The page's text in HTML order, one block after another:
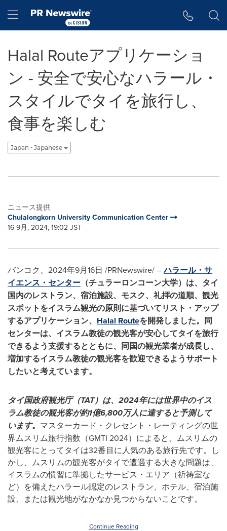
Hamburger menu
Halal Routeアプリケーショ
ン - 安全で安心なハラール・
スタイルでタイを旅行し、
食事を楽しむ
Japan - Japanese
ニュース提供
Chulalongkorn University Communication Center
16 9月, 2024, 19:02 JST
バンコク、2024年9月16日 /PRNewswire/ --ハラール・サ
イエンス・センター （チュラーロンコーン大学） は、タイ
国内のレストラン、宿泊施設、モスク、礼拝の道順、観光
スポットをイスラム観光の原則に基づいてリスト・アップ
するアプリケーション、 Halal Routeを開発しました。同
センターは、イスラム教徒の観光客が安心してタイを旅行
できるよう支援するとともに、同国の観光業者が成長し、
増加するイスラム教徒の観光客を歓迎できるようサポート
したいと考えています。
タイ国政府観光庁（TAT）は、 2024年には世界中のイス
ラム教徒の観光客が約1億6,800万人に達すると予測して
います。 マスターカード・クレセント・レーティングの世
界ムスリム旅行指数（GMTI 2024）によると、ムスリムの
観光客にとってタイは32番目に人気のある旅行先です。し
かし、ムスリムの観光客がタイで遭遇する大きな問題は、
イスラムの慣習に準拠したサービス・エリア（祈祷室な
ど）を備えたハラール認定のレストラン、ホテル、宿泊施
設、または観光地がなかなか見つからないことです。
Continue Reading